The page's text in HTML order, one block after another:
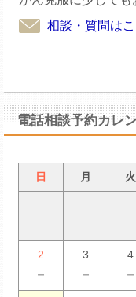
相談・質問は
電話相談予約カレ
日
月 火
2
－
3
－
4
－